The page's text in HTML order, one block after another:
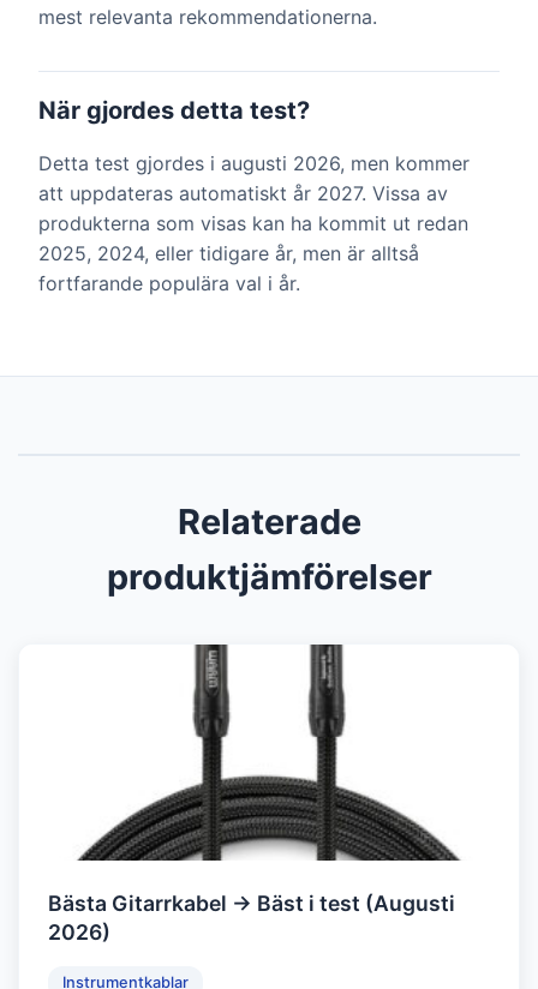
mest relevanta rekommendationerna.
När gjordes detta test?
Detta test gjordes i augusti 2026, men kommer
att uppdateras automatiskt år 2027. Vissa av
produkterna som visas kan ha kommit ut redan
2025, 2024, eller tidigare år, men är alltså
fortfarande populära val i år.
Relaterade
produktjämförelser
Bästa Gitarrkabel → Bäst i test (Augusti
2026)
Instrumentkablar